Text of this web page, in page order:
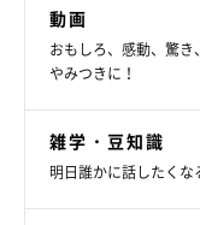
動画
おもしろ、感動、驚
やみつきに！
雑学・豆知識
明日誰かに話したくな